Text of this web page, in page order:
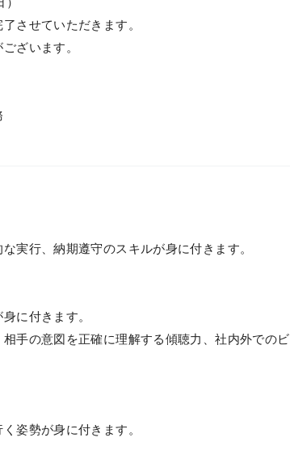
させていただきます。
ざいます。
実行、納期遵守のスキルが身に付きます。
に付きます。
手の意図を正確に理解する傾聴力、社内外でのビ
姿勢が身に付きます。